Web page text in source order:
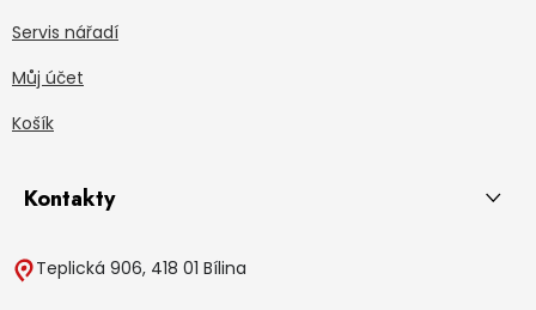
Servis nářadí
Můj účet
Košík
Kontakty
Teplická 906, 418 01 Bílina